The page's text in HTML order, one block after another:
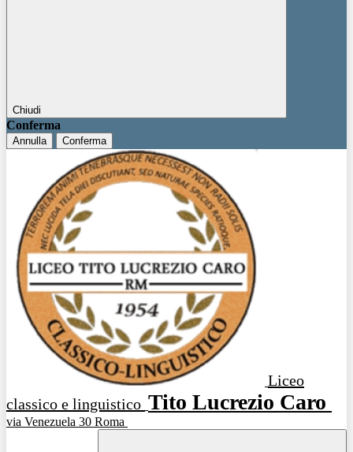
Chiudi
Conferma
Annulla Conferma
Liceo
classico e linguistico Tito Lucrezio Caro
via Venezuela 30 Roma